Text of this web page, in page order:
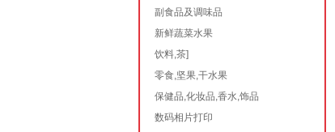
副食品及调味品
新鲜蔬菜水果
饮料,茶]
零食,坚果,干水果
保健品,化妆品,香水,饰品
数码相片打印